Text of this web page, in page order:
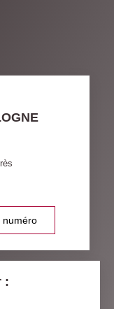
CRÈCHES
numéro
: